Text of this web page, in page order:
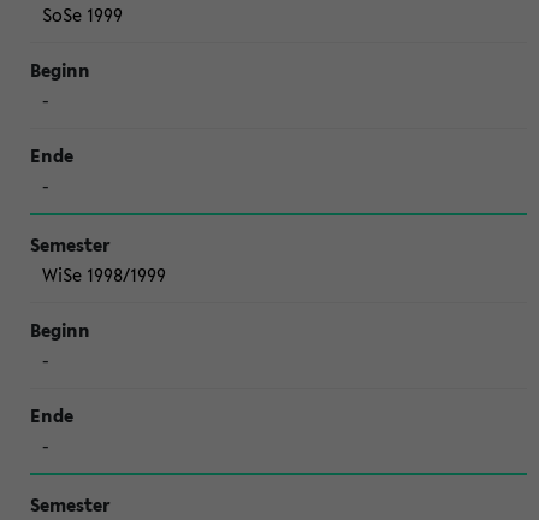
SoSe 1999
-
-
WiSe 1998/1999
-
-